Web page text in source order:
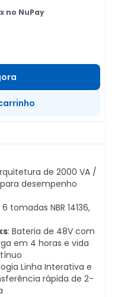
no NuPay
de 2000 VA /
desempenho
tomadas NBR 14136,
: Bateria de 48V com
em 4 horas e vida
Linha Interativa e
rápida de 2-